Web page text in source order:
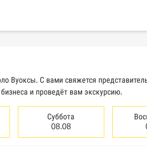
службы России
суда
юридических лиц
физических лиц
Роспатента
Вуоксы. С вами свяжется
и проведёт вам экскурсию.
Суббота
08.08